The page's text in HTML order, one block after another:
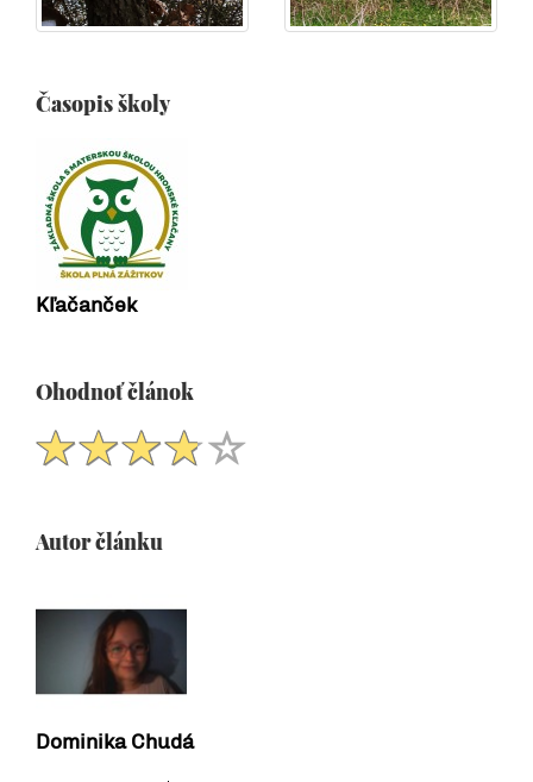
Časopis školy
Kľačanček
Ohodnoť článok
Autor článku
Dominika Chudá